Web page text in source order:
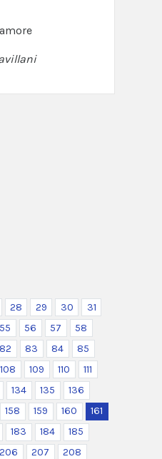
28 29 30
31
55 56 57
58
82 83 84
85
108 109 110
111
134 135
136
158 159 160
161
183 184
185
206 207 208